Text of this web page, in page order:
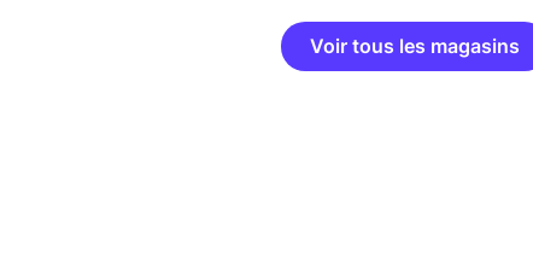
Voir tous les magasins